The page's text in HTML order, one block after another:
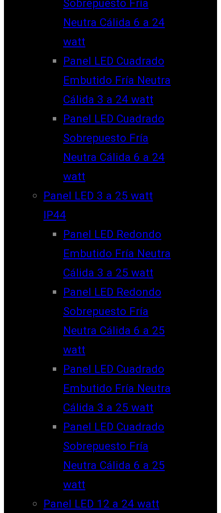
Sobrepuesto Fría
Neutra Cálida 6 a 24
watt
Panel LED Cuadrado
Embutido Fría Neutra
Cálida 3 a 24 watt
Panel LED Cuadrado
Sobrepuesto Fría
Neutra Cálida 6 a 24
watt
Panel LED 3 a 25 watt
IP44
Panel LED Redondo
Embutido Fría Neutra
Cálida 3 a 25 watt
Panel LED Redondo
Sobrepuesto Fría
Neutra Cálida 6 a 25
watt
Panel LED Cuadrado
Embutido Fría Neutra
Cálida 3 a 25 watt
Panel LED Cuadrado
Sobrepuesto Fría
Neutra Cálida 6 a 25
watt
Panel LED 12 a 24 watt